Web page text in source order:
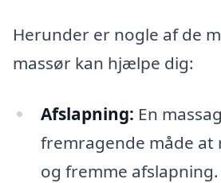
Herunder er nogle af de
massør kan hjælpe dig:
Afslapning: En
fremragende måde at
og fremme